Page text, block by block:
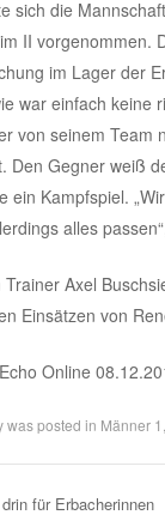
sich die
II vorgenommen.
im Lager der
war einfach keine
von seinem Team
Den Gegner weiß
ein Kampfspiel.
alles
Trainer Axel
Einsätzen von
Online
was posted in Männer 1
für Erbacherinnen